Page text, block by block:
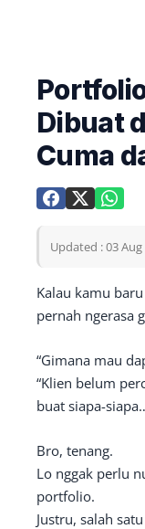
Dibuat
Cuma
Updated : 03 Aug
Kalau kamu
pernah ngerasa
“Gimana mau
“Klien belum
buat siapa-
Bro, tenang.
Lo nggak perlu
portfolio.
Justru, salah